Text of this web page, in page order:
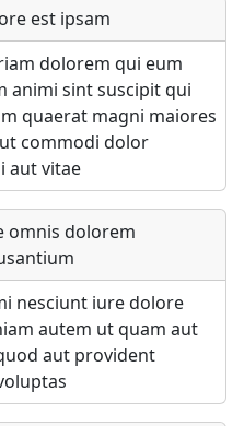
est ipsam
dolorem qui eum
animi sint suscipit qui
quaerat magni maiores
commodi dolor
aut vitae
omnis dolorem
nesciunt iure dolore
autem ut quam aut
aut provident